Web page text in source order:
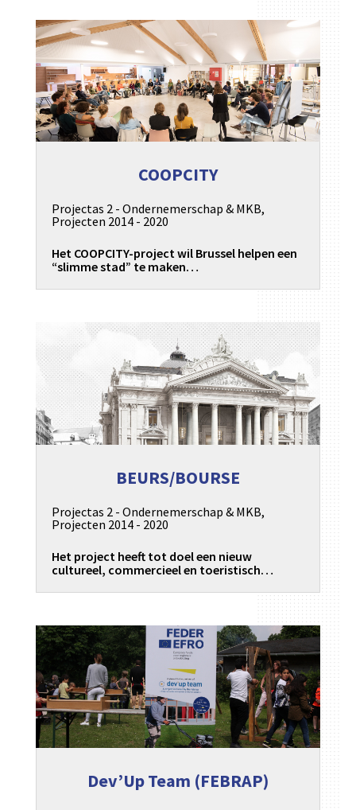
COOPCITY
Projectas 2 - Ondernemerschap & MKB,
Projecten 2014 - 2020
Het COOPCITY-project wil Brussel helpen een
“slimme stad” te maken…
BEURS/BOURSE
Projectas 2 - Ondernemerschap & MKB,
Projecten 2014 - 2020
Het project heeft tot doel een nieuw
cultureel, commercieel en toeristisch…
Dev’Up Team (FEBRAP)